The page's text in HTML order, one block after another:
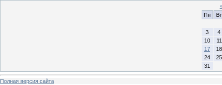
Пн
Вт
3
4
10
11
17
18
24
25
31
Полная версия сайта